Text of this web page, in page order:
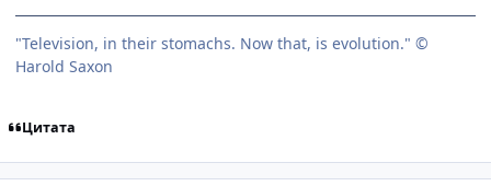
"Television, in their stomachs. Now that, is evolution." ©
Harold Saxon
Цитата